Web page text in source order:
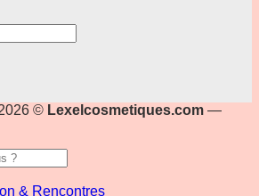
© Lexelcosmetiques.com —
& Rencontres